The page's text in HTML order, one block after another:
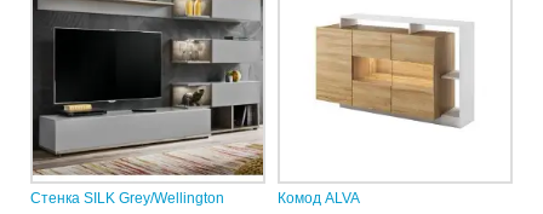
Стенка SILK Grey/Wellington Комод ALVA